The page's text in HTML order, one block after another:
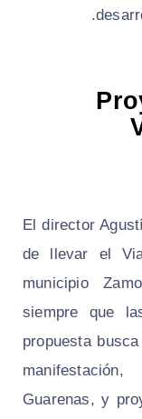
El director
de llevar el
municipio
siempre que
propuesta
Guarenas, y